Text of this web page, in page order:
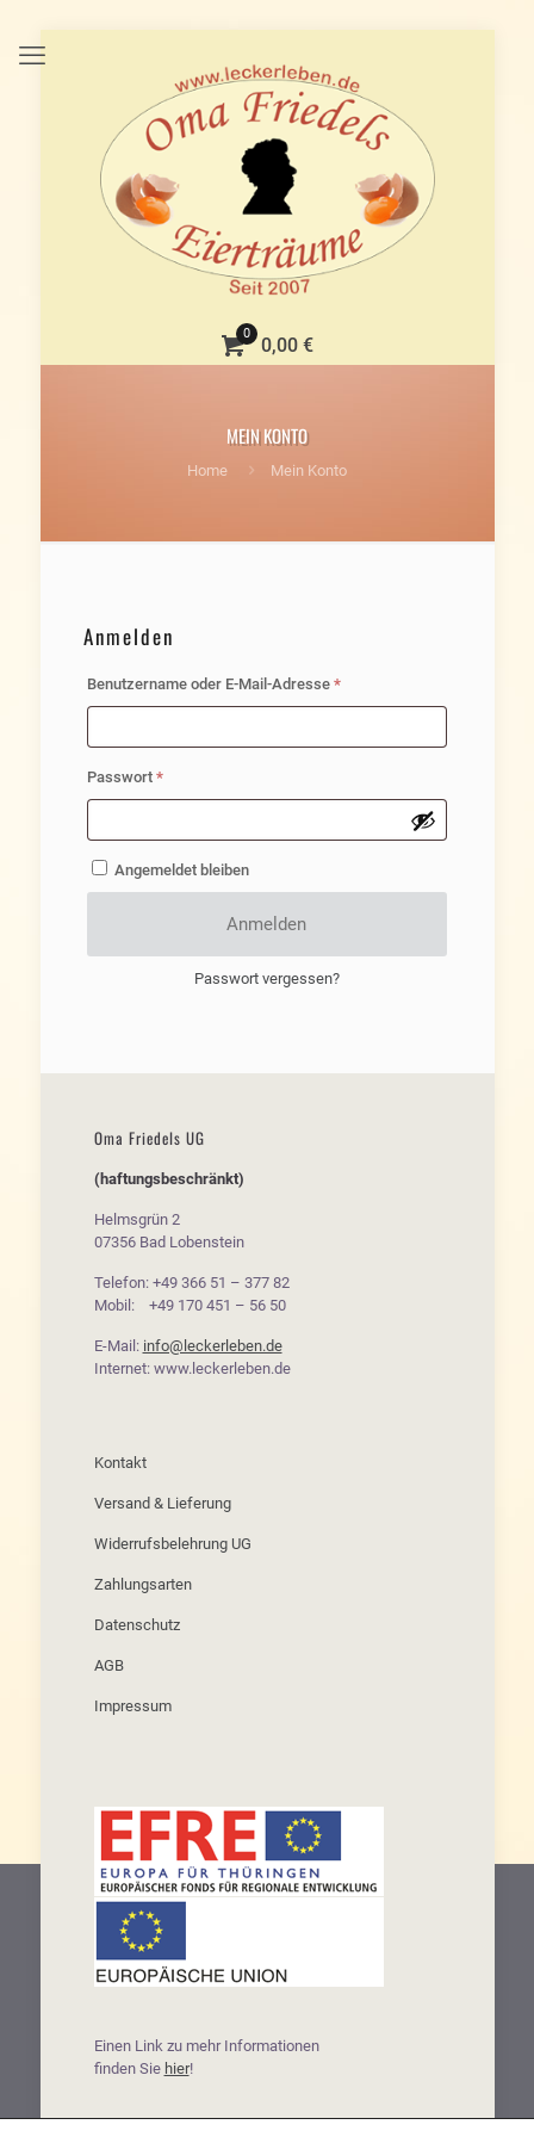
0
0,00 €
MEIN KONTO
Home Mein Konto
Anmelden
Benutzername oder E-Mail-Adresse *Erforderlich
Passwort *Erforderlich
Angemeldet bleiben
Anmelden
Passwort vergessen?
Oma Friedels UG
(haftungsbeschränkt)
Helmsgrün 2
07356 Bad Lobenstein
Telefon: +49 366 51 – 377 82
Mobil: +49 170 451 – 56 50
E-Mail: info@leckerleben.de
Internet: www.leckerleben.de
Kontakt
Versand & Lieferung
Widerrufsbelehrung UG
Zahlungsarten
Datenschutz
AGB
Impressum
Einen Link zu mehr Informationen
finden Sie hier!